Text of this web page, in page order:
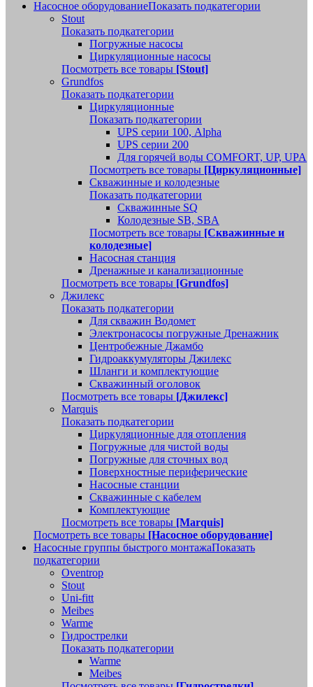
Насосное оборудованиеПоказать подкатегории
Stout
Показать подкатегории
Погружные насосы
Циркуляционные насосы
Посмотреть все товары [Stout]
Grundfos
Показать подкатегории
Циркуляционные
Показать подкатегории
UPS серии 100, Alpha
UPS серии 200
Для горячей воды COMFORT, UP, UPA
Посмотреть все товары [Циркуляционные]
Скважинные и колодезные
Показать подкатегории
Скважинные SQ
Колодезные SB, SBA
Посмотреть все товары [Скважинные и
колодезные]
Насосная станция
Дренажные и канализационные
Посмотреть все товары [Grundfos]
Джилекс
Показать подкатегории
Для скважин Водомет
Электронасосы погружные Дренажник
Центробежные Джамбо
Гидроаккумуляторы Джилекс
Шланги и комплектующие
Скважинный оголовок
Посмотреть все товары [Джилекс]
Marquis
Показать подкатегории
Циркуляционные для отопления
Погружные для чистой воды
Погружные для сточных вод
Поверхностные периферические
Насосные станции
Скважинные с кабелем
Комплектующие
Посмотреть все товары [Marquis]
Посмотреть все товары [Насосное оборудование]
Насосные группы быстрого монтажаПоказать
подкатегории
Oventrop
Stout
Uni-fitt
Meibes
Warme
Гидрострелки
Показать подкатегории
Warme
Meibes